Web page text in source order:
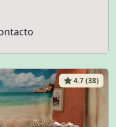
4.7 (38)